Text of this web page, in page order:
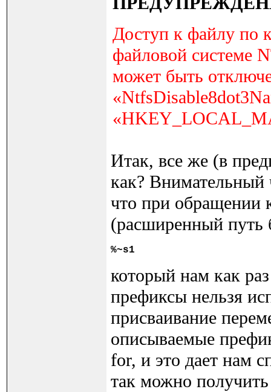
Доступ к файлу по
файловой системе
может быть
Итак, все же (в
как? Внимательный
что при обращении
(расширенный путь
который нам как
префиксы нельзя
присваивание
описываемые
for, и это дает нам
так можно